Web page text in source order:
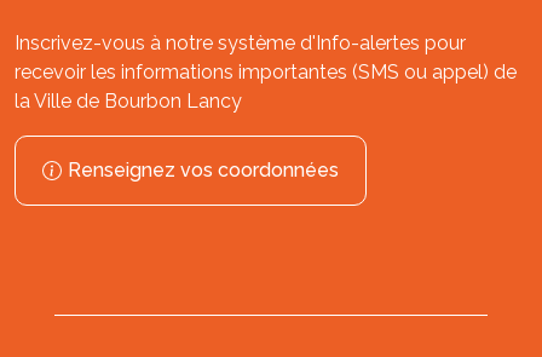
Inscrivez-vous à notre système d'Info-alertes pour
recevoir les informations importantes (SMS ou appel) de
la Ville de Bourbon Lancy
Renseignez vos coordonnées